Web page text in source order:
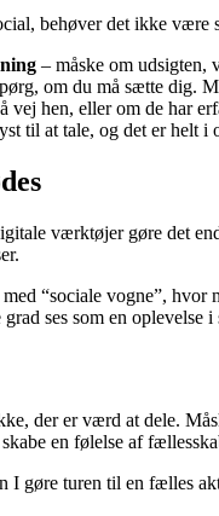
behøver det ikke
– måske om udsigten,
om du må sætte dig.
vej hen, eller om de har
til at tale, og det er helt i
værktøjer gøre det
“sociale vogne”,
ses som en oplevelse
der er værd at dele.
en følelse af
I gøre turen til en fælles